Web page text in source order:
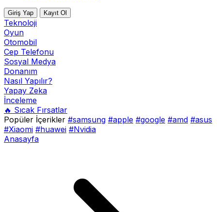
Giriş Yap Kayıt Ol
Teknoloji
Oyun
Otomobil
Cep Telefonu
Sosyal Medya
Donanım
Nasıl Yapılır?
Yapay Zeka
İnceleme
🔥 Sıcak Fırsatlar
Popüler İçerikler #samsung #apple #google #amd #asus
#Xiaomi #huawei #Nvidia
Anasayfa